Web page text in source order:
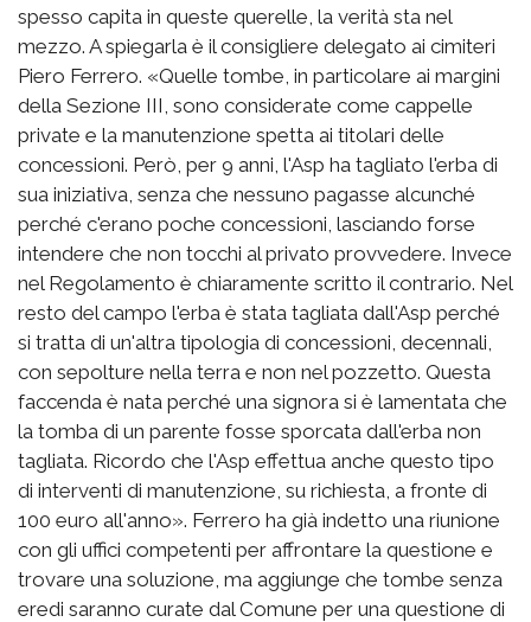
spesso capita in queste querelle, la verità sta nel
mezzo. A spiegarla è il consigliere delegato ai cimiteri
Piero Ferrero. «Quelle tombe, in particolare ai margini
della Sezione III, sono considerate come cappelle
private e la manutenzione spetta ai titolari delle
concessioni. Però, per 9 anni, l'Asp ha tagliato l'erba di
sua iniziativa, senza che nessuno pagasse alcunché
perché c'erano poche concessioni, lasciando forse
intendere che non tocchi al privato provvedere. Invece
nel Regolamento è chiaramente scritto il contrario. Nel
resto del campo l'erba è stata tagliata dall'Asp perché
si tratta di un'altra tipologia di concessioni, decennali,
con sepolture nella terra e non nel pozzetto. Questa
faccenda è nata perché una signora si è lamentata che
la tomba di un parente fosse sporcata dall'erba non
tagliata. Ricordo che l'Asp effettua anche questo tipo
di interventi di manutenzione, su richiesta, a fronte di
100 euro all'anno». Ferrero ha già indetto una riunione
con gli uffici competenti per affrontare la questione e
trovare una soluzione, ma aggiunge che tombe senza
eredi saranno curate dal Comune per una questione di